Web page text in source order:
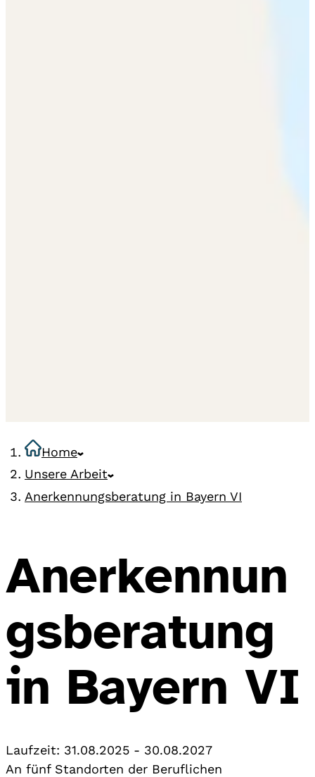
Home
Unsere Arbeit
Anerkennungsberatung in Bayern VI
Anerkennun
gsberatung
in Bayern VI
Laufzeit: 31.08.2025 - 30.08.2027
An fünf Standorten der Beruflichen